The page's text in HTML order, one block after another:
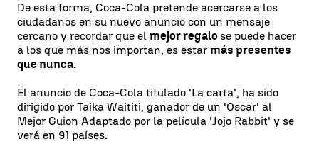
De esta forma, Coca-Cola pretende acercarse a los
ciudadanos en su nuevo anuncio con un mensaje
cercano y recordar que el mejor regalo se puede hacer
a los que más nos importan, es estar más presentes
que nunca.
El anuncio de Coca-Cola titulado 'La carta', ha sido
dirigido por Taika Waititi, ganador de un 'Oscar' al
Mejor Guion Adaptado por la película 'Jojo Rabbit' y se
verá en 91 países.